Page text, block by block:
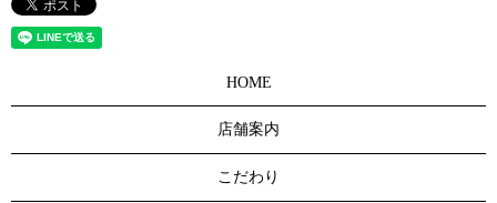
HOME
店舗案内
こだわり